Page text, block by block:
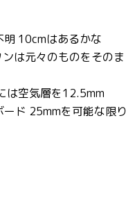
10cmはあるかな
は元々のものをそのま
は空気層を12.5mm
ド 25mmを可能な限り